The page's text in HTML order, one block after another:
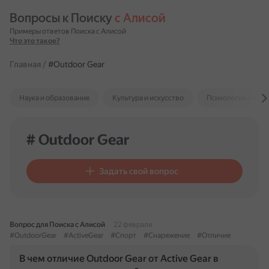
Вопросы к Поиску с Алисой
Примеры ответов Поиска с Алисой
Что это такое?
Главная / #Outdoor Gear
Наука и образование Культура и искусство Психология и
# Outdoor Gear
Задать свой вопрос
Вопрос для Поиска с Алисой
22 февраля
#OutdoorGear
#ActiveGear #Спорт #Снаряжение #Отличие
В чем отличие Outdoor Gear от Active Gear в